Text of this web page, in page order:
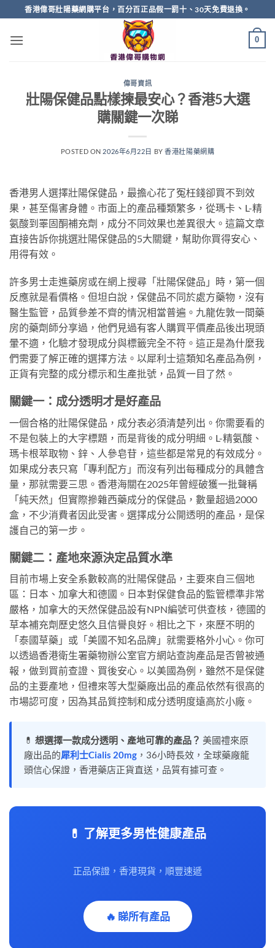
to
content
香港偉哥壯陽藥網購平台，百分百正品假一罰十、30天免費退換。
0
偉哥資訊
壯陽保健品點樣揀最安心？香港5大選
購關鍵一次睇
POSTED ON 2026年6月22日 BY香港壯陽藥網購
香港男人選擇壯陽保健品，最擔心花了冤枉錢卻買不到效
果，甚至傷害身體。市面上的產品種類繁多，從瑪卡、L-精
氨酸到睪固酮補充劑，成分不同效果也差異很大。這篇文章
直接告訴你挑選壯陽保健品的5大關鍵，幫助你買得安心、
用得有效。
許多男士走進藥房或在網上搜尋「壯陽保健品」時，第一個
反應就是看價格。但坦白說，保健品不同於處方藥物，沒有
醫生監管，品質參差不齊的情況相當普遍。九龍佐敦一間藥
房的藥劑師分享過，他們見過有客人購買平價產品後出現頭
暈不適，化驗才發現成分與標籤完全不符。這正是為什麼我
們需要了解正確的選擇方法。以犀利士這類知名產品為例，
正貨有完整的成分標示和生產批號，品質一目了然。
關鍵一：成分透明才是好產品
一個合格的壯陽保健品，成分表必須清楚列出。你需要看的
不是包裝上的大字標題，而是背後的成分明細。L-精氨酸、
瑪卡根萃取物、鋅、人參皂苷，這些都是常見的有效成分。
如果成分表只寫「專利配方」而沒有列出每種成分的具體含
量，那就需要三思。香港海關在2025年曾經破獲一批聲稱
「純天然」但實際摻雜西藥成分的保健品，數量超過2000
盒，不少消費者因此受害。選擇成分公開透明的產品，是保
護自己的第一步。
關鍵二：產地來源決定品質水準
目前市場上安全系數較高的壯陽保健品，主要來自三個地
區：日本、加拿大和德國。日本對保健食品的監管標準非常
嚴格，加拿大的天然保健品設有NPN編號可供查核，德國的
草本補充劑歷史悠久且信譽良好。相比之下，來歷不明的
「泰國草藥」或「美國不知名品牌」就需要格外小心。你可
以透過香港衛生署藥物辦公室官方網站查詢產品是否曾被通
報，做到買前查證、買後安心。以美國為例，雖然不是保健
品的主要產地，但禮來等大型藥廠出品的產品依然有很高的
市場認可度，因為其品質控制和成分透明度遠高於小廠。
💊 想選擇一款成分透明、產地可靠的產品？ 美國禮來原
廠出品的犀利士Cialis 20mg ，36小時長效，全球藥廠龍
頭信心保證，香港藥店正貨直送，品質有據可查。
💊 了解更多男性健康產品
正品保證，香港現貨，順豐速遞
🔥 睇所有產品